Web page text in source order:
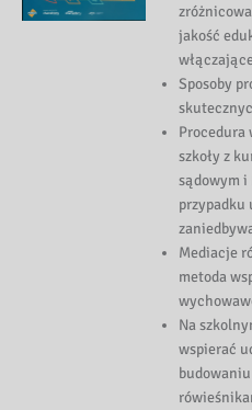
jakość
Sposoby
Procedura
szkoły z
sądowym i
przypadku
Mediacje
metoda
Na
wspierać